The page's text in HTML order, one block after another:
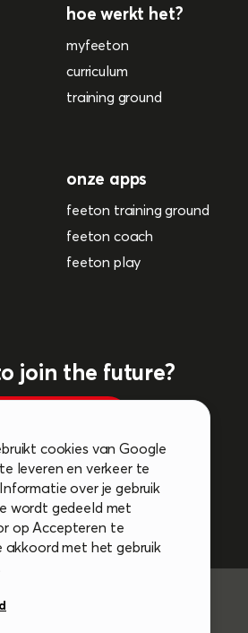
hoe werkt het?
myfeeton
curriculum
training ground
onze apps
feeton training ground
feeton coach
feeton play
join the future?
op de socials:
cookies van Google
leveren en verkeer te
over je gebruik
wordt gedeeld met
op Accepteren te
akkoord met het gebruik